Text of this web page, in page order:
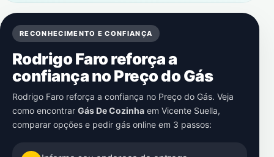
RECONHECIMENTO E CONFIANÇA
Rodrigo Faro reforça a
confiança no Preço do Gás
Rodrigo Faro reforça a confiança no Preço do Gás. Veja
como encontrar Gás De Cozinha em Vicente Suella,
comparar opções e pedir gás online em 3 passos: